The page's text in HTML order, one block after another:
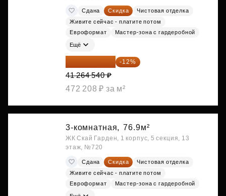
Сдана Скидка
Чистовая отделка
Живите сейчас - платите потом
Евроформат
Мастер-зона с гардеробной
Ещё
36 312 795 ₽ -12%
41 264 540 ₽
472 208 ₽ за м²
3-комнатная, 76.9м²
ЖК Скай Гарден, 1 корпус, 5 секция, 13
этаж, №720
Сдана Скидка
Чистовая отделка
Живите сейчас - платите потом
Евроформат
Мастер-зона с гардеробной